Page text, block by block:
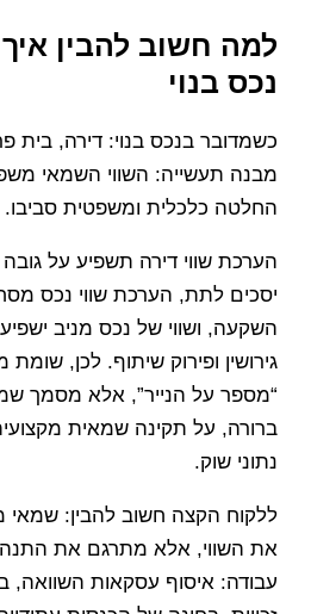
למה חשוב להבין איך
נכס בנוי
כשמדובר בנכס בנוי: דירה, בית
מבנה תעשייה: השווי השמאי
החלטה כלכלית ומשפטית סביבו.
הערכת שווי דירה תשפיע על
יסכים לתת, הערכת שווי נכס
השקעה, ושווי של נכס מניב
גירושין ופירוק שיתוף. לכן,
“מספר על הנייר”, אלא מסמך
ברורה, על תקינה שמאית
נתוני שוק.
ללקוח הקצה חשוב להבין: שמאי
את השווי, אלא מתרגם את
עבודה: איסוף עסקאות השוואה,